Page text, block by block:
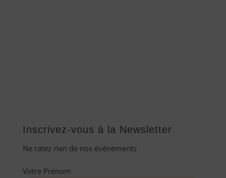
Inscrivez-vous à la Newsletter
Ne ratez rien de nos évènéments
Votre Prénom